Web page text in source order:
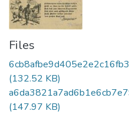
About us
Files
(132.52 KB)
(147.97 KB)